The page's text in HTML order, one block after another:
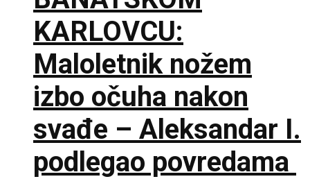
KARLOVCU:
Maloletnik nožem
izbo očuha nakon
svađe – Aleksandar I.
podlegao povredama